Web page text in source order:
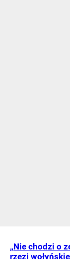
„Nie chodzi o
rzezi